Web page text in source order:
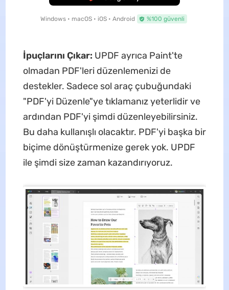
Windows • macOS • iOS • Android %100 güvenli
İpuçlarını Çıkar: UPDF ayrıca Paint'te
olmadan PDF'leri düzenlemenizi de
destekler. Sadece sol araç çubuğundaki
"PDF'yi Düzenle"ye tıklamanız yeterlidir ve
ardından PDF'yi şimdi düzenleyebilirsiniz.
Bu daha kullanışlı olacaktır. PDF'yi başka bir
biçime dönüştürmenize gerek yok. UPDF
ile şimdi size zaman kazandırıyoruz.